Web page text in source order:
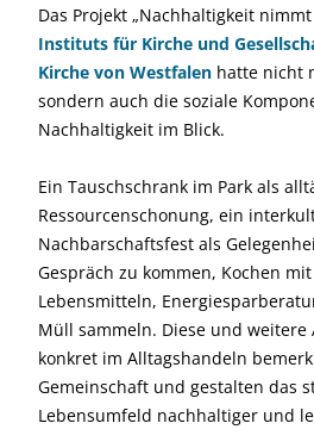
Das Projekt „Nachhaltigkeit
Instituts für Kirche und
Kirche von Westfalen hatte nicht
sondern auch die soziale
Nachhaltigkeit im Blick.
Ein Tauschschrank im Park als
Ressourcenschonung, ein
Nachbarschaftsfest als
Gespräch zu kommen, Kochen
Lebensmitteln,
Müll sammeln. Diese und weitere
konkret im Alltagshandeln
Gemeinschaft und gestalten das
Lebensumfeld nachhaltiger und